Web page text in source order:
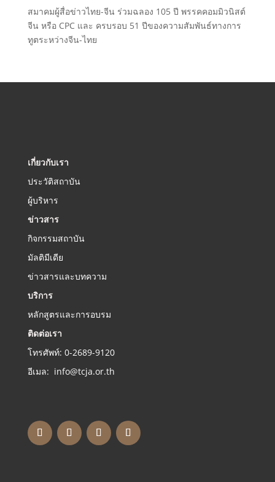
สมาคมผู้สื่อข่าวไทย-จีน ร่วมฉลอง 105 ปี พรรคคอมมิวนิสต์
จีน หรือ CPC และ ครบรอบ 51 ปีของความสัมพันธ์ทางการ
ทูตระหว่างจีน-ไทย
เกี่ยวกับเรา
ประวัติสถาบัน
ผู้บริหาร
ข่าวสาร
กิจกรรมสถาบัน
มัลติมีเดีย
ข่าวสารและบทความ
บริการ
หลักสูตรและการอบรม
ติดต่อเรา
โทรศัพท์: 0-2689-9120
อีเมล: info@tcja.or.th